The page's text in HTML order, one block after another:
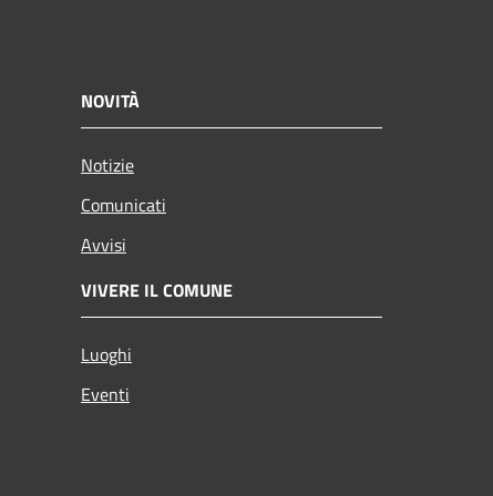
NOVITÀ
Notizie
Comunicati
Avvisi
VIVERE IL COMUNE
Luoghi
Eventi